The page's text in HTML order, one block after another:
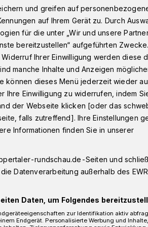
und Elektronik
in eine Wohnung
und Schmuck.
und greifen auf
auf Ihrem Gerät zu. Durch
für die unter „Wir und unsere
bereitzustellen“ aufgeführten
Ihrer Einwilligung werden diese
manche Inhalte und Anzeigen
können dieses Menü jederzeit wieder
Ihre Einwilligung zu widerrufen, indem
der Webseite klicken [oder das
falls zutreffend]. Ihre Einstellungen
Informationen finden Sie in unserer
rundschau.de-Seiten und
Datenverarbeitung außerhalb des
Daten, um Folgendes
zur Identifikation aktiv
Endgerät. Personalisierte Werbung und